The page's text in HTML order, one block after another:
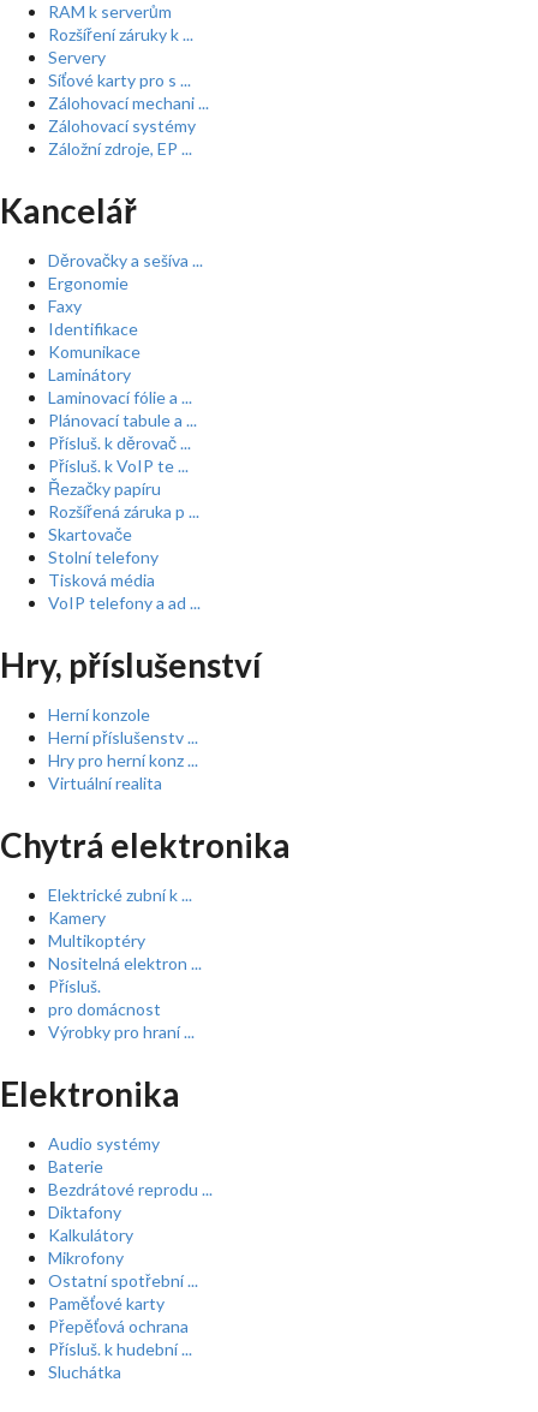
RAM k serverům
Rozšíření záruky k ...
Servery
Síťové karty pro s ...
Zálohovací mechani ...
Zálohovací systémy
Záložní zdroje, EP ...
Kancelář
Děrovačky a sešíva ...
Ergonomie
Faxy
Identifikace
Komunikace
Laminátory
Laminovací fólie a ...
Plánovací tabule a ...
Přísluš. k děrovač ...
Přísluš. k VoIP te ...
Řezačky papíru
Rozšířená záruka p ...
Skartovače
Stolní telefony
Tisková média
VoIP telefony a ad ...
Hry, příslušenství
Herní konzole
Herní příslušenstv ...
Hry pro herní konz ...
Virtuální realita
Chytrá elektronika
Elektrické zubní k ...
Kamery
Multikoptéry
Nositelná elektron ...
Přísluš.
pro domácnost
Výrobky pro hraní ...
Elektronika
Audio systémy
Baterie
Bezdrátové reprodu ...
Diktafony
Kalkulátory
Mikrofony
Ostatní spotřební ...
Paměťové karty
Přepěťová ochrana
Přísluš. k hudební ...
Sluchátka